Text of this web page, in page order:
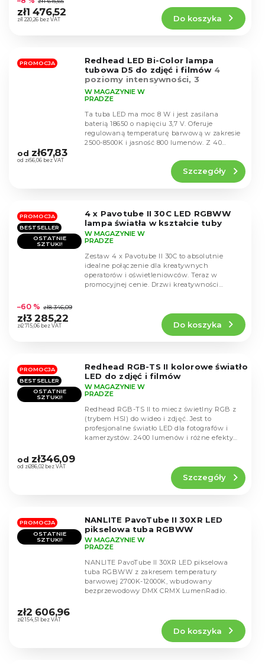
produktu
wynosi
gwiazdek.
zł1 220,26 bez VAT
zł1 476,52
Do koszyka
PROMOCJA
Redhead LED Bi-Color lampa
tubowa D5 do zdjęć i filmów 4
poziomy intensywności, 3
temperatury światła
ocena
produktu
gwiazdek.
W MAGAZYNIE W
PRADZE
od zł56,06 bez VAT
od zł67,83
Szczegóły
Ta tuba LED ma moc 8 W i jest zasilana
baterią 18650 o napięciu 3,7 V. Oferuje
regulowaną temperaturę barwową w zakresie
2500-8500K i jasność 800 lumenów. Z 40
PROMOCJA
BESTSELLER
OSTATNIE
SZTUKI!
4 x Pavotube II 30C LED RGBWW
lampa światła w kształcie tuby
ocena
produktu
wynosi
gwiazdek.
W MAGAZYNIE W
PRADZE
zł2 715,06 bez VAT
–60 % zł8 346,09
zł3 285,22
Do koszyka
Zestaw 4 x Pavotube II 30C to absolutnie
idealne połączenie dla kreatywnych
operatorów i oświetleniowców. Teraz w
promocyjnej cenie. Drzwi kreatywności
PROMOCJA
BESTSELLER
OSTATNIE
SZTUKI!
Redhead RGB-TS II kolorowe światło
LED do zdjęć i filmów
ocena
produktu
gwiazdek.
W MAGAZYNIE W
PRADZE
od zł286,02 bez VAT
od zł346,09
Szczegóły
Redhead RGB-TS II to miecz świetlny RGB z
(trybem HSI) do wideo i zdjęć. Jest to
profesjonalne światło LED dla fotografów i
kamerzystów. 2400 lumenów i różne efekty
PROMOCJA
OSTATNIE
SZTUKI!
NANLITE PavoTube II 30XR LED
pikselowa tuba RGBWW
ocena
produktu
W MAGAZYNIE W
PRADZE
zł2 154,51 bez VAT
zł2 606,96
Do koszyka
NANLITE PavoTube II 30XR LED pikselowa
tuba RGBWW z zakresem temperatury
barwowej 2700K-12000K, wbudowany
bezprzewodowy DMX CRMX LumenRadio.